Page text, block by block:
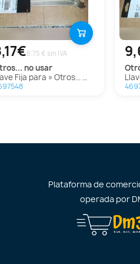
6.75 € sin IVA
otros... no usar
Fija para » Otros... Modelos
Plataforma de
operada por